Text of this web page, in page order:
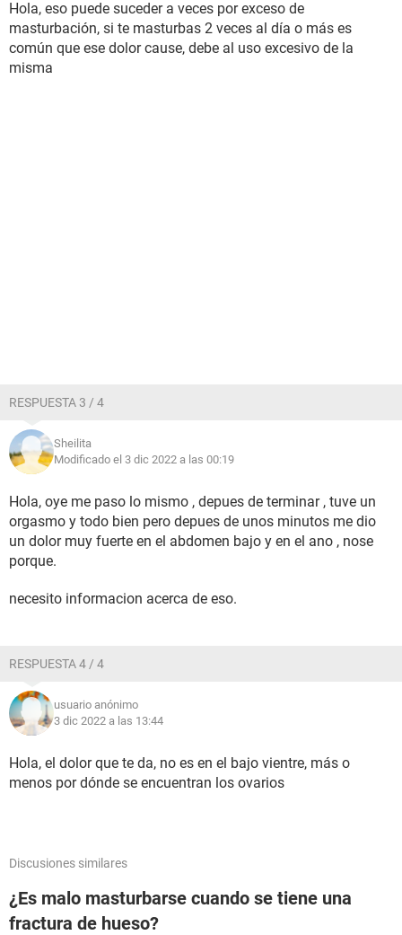
Hola, eso puede suceder a veces por exceso de
masturbación, si te masturbas 2 veces al día o más es
común que ese dolor cause, debe al uso excesivo de la
misma
RESPUESTA 3 / 4
Sheilita
Modificado el 3 dic 2022 a las 00:19
Hola, oye me paso lo mismo , depues de terminar , tuve un
orgasmo y todo bien pero depues de unos minutos me dio
un dolor muy fuerte en el abdomen bajo y en el ano , nose
porque.
necesito informacion acerca de eso.
RESPUESTA 4 / 4
usuario anónimo
3 dic 2022 a las 13:44
Hola, el dolor que te da, no es en el bajo vientre, más o
menos por dónde se encuentran los ovarios
Discusiones similares
¿Es malo masturbarse cuando se tiene una
fractura de hueso?